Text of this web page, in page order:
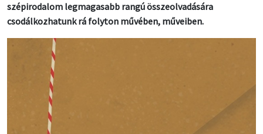
szépirodalom legmagasabb rangú összeolvadására
csodálkozhatunk rá folyton művében, műveiben.